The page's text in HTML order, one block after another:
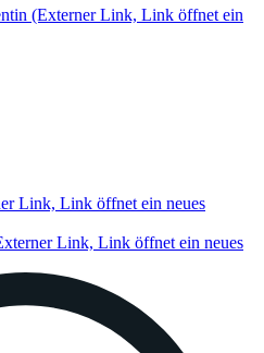
(Externer Link, Link öffnet ein
Link, Link öffnet ein neues
Link, Link öffnet ein neues